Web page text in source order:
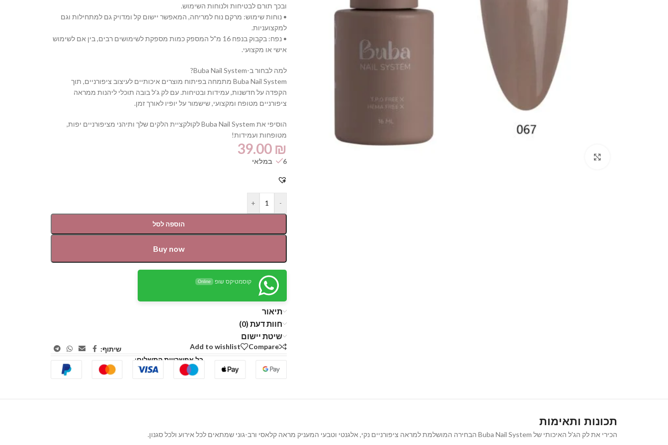
ובכך תורם לבטיחות ולנוחות השימוש.
• נוחות שימוש: מרקם נוח למריחה, המאפשר יישום קל ומדויק גם למתחילות וגם
למקצועניות.
• נפח: בקבוק בנפח 16 מ"ל המספק כמות מספקת לשימושים רבים, בין אם לשימוש
אישי או מקצועי.
למה לבחור ב-Buba Nail System?
Buba Nail System מתמחה בפיתוח מוצרים איכותיים לעיצוב ציפורניים, תוך
הקפדה על חדשנות, עמידות ובטיחות. עם לק ג'ל בובה תוכלי ליהנות ממראה
ציפורניים מטופח ומקצועי, שישמור על יופיו לאורך זמן.
הוסיפי את Buba Nail System לקולקציית הלקים שלך ותיהני מציפורניים יפות,
מטופחות ועמידות!
39.00 ₪
6 במלאי
-
+
הוספה לסל
Buy now
קוסמטיקס שופ Online
תיאור
חוות דעת (0)
שיטת יישום
Compare
Add to wishlist
שיתוף:
כל אפשרויות התשלום:
תכונות ותאימות
הכירי את לק הג'ל האיכותי של Buba Nail System הבחירה המושלמת למראה ציפורניים נקי, אלגנטי וטבעי המעניק מראה קלאסי ורב-גוני שמתאים לכל אירוע ולכל סגנון.